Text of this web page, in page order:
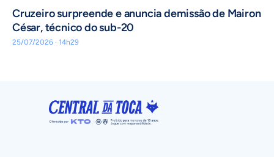
Cruzeiro surpreende e anuncia demissão de Mairon
César, técnico do sub-20
25/07/2026 · 14h29